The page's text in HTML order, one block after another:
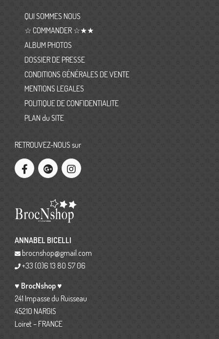
QUI SOMMES NOUS
☆ COMMANDER ☆★★
ALBUM PHOTOS
DOSSIER DE PRESSE
CONDITIONS GÉNÉRALES DE VENTE
MENTIONS LEGALES
POLITIQUE DE CONFIDENTIALITE
PLAN du SITE
RETROUVEZ-NOUS sur
ANNABEL BICELLI
brocnshop@gmail.com
+33 (0)6 13 80 57 06
♥ BrocNshop ♥
241 Impasse du Ruisseau
45210 NARGIS
Loiret – FRANCE